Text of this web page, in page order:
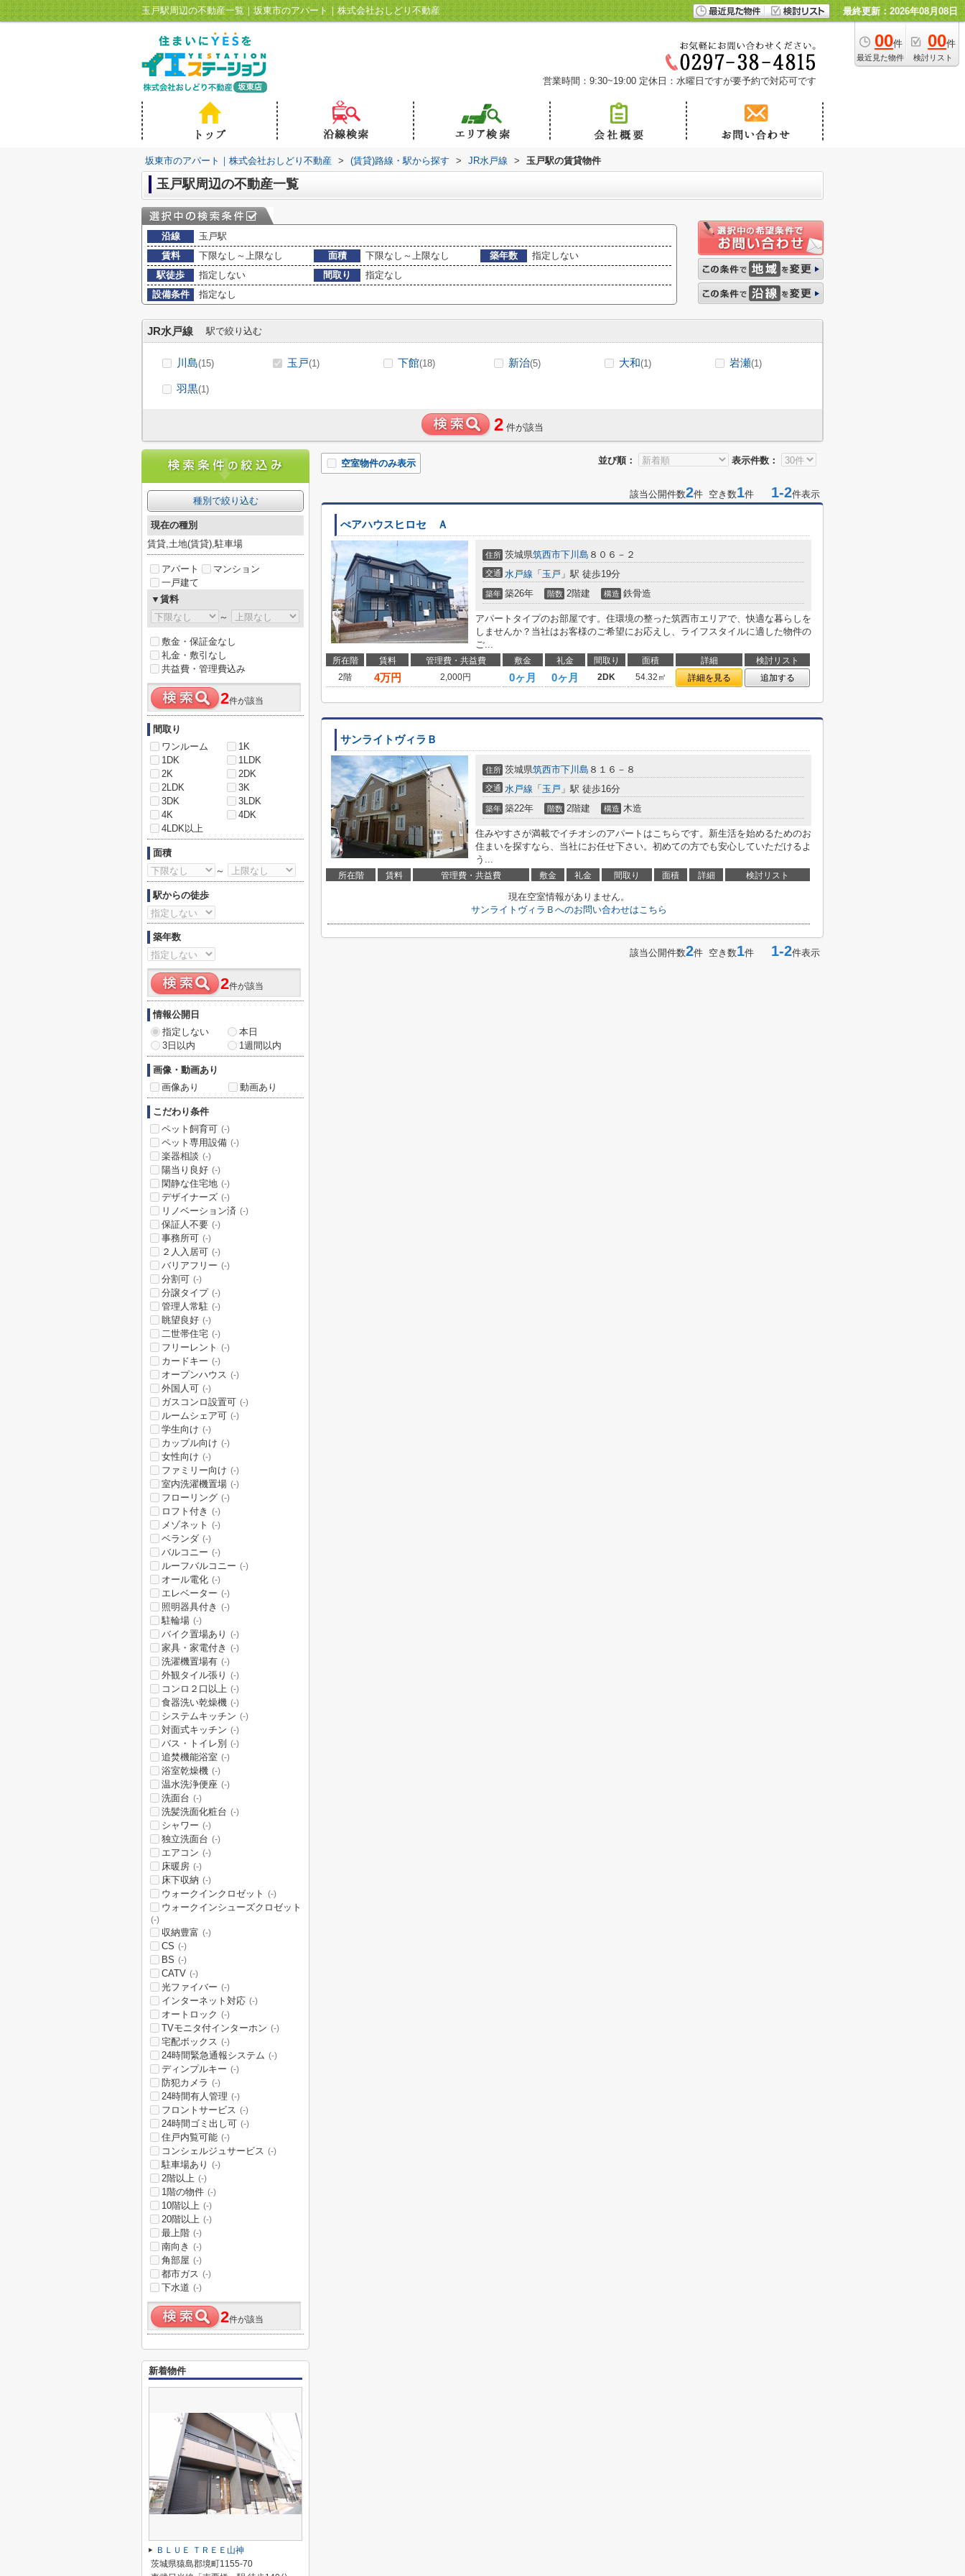
玉戸駅周辺の不動産一覧｜坂東市のアパート｜株式会社おしどり不動産 最終更新：2026年08月08日
00件
最近見た物件
00件
検討リスト
営業時間：9:30~19:00 定休日：水曜日ですが要予約で対応可です
坂東市のアパート｜株式会社おしどり不動産 > (賃貸)路線・駅から探す > JR水戸線 > 玉戸駅の賃貸物件
玉戸駅周辺の不動産一覧
沿線
玉戸駅
賃料
下限なし～上限なし 面積 下限なし～上限なし 築年数
指定しない
駅徒歩
指定しない 間取り
指定なし
設備条件
指定なし
JR水戸線 駅で絞り込む
川島(15) 玉戸(1) 下館(18) 新治(5) 大和(1) 岩瀬(1)
羽黒(1)
2 件が該当
並び順： 表示件数：
空室物件のみ表示
該当公開件数2件 空き数1件 1-2件表示
ぺアハウスヒロセ Ａ
住所 茨城県筑西市下川島 ８０６－２
交通 水戸線 「 玉戸 」駅 徒歩19分
築年 築26年 階数 2階建 構造 鉄骨造
アパートタイプのお部屋です。住環境の整った筑西市エリアで、快適な暮らしを
しませんか？当社はお客様のご希望にお応えし、ライフスタイルに適した物件の
ご...
所在階 賃料 管理費・共益費 敷金 礼金 間取り 面積 詳細
検討リスト
2階
4万円 2,000円 0ヶ月 0ヶ月 2DK 54.32㎡ 詳細を見る 追加する
サンライトヴィラＢ
住所 茨城県筑西市下川島 ８１６－８
交通 水戸線 「 玉戸 」駅 徒歩16分
築年 築22年 階数 2階建 構造 木造
住みやすさが満載でイチオシのアパートはこちらです。新生活を始めるためのお
住まいを探すなら、当社にお任せ下さい。初めての方でも安心していただけるよ
う...
所在階 賃料 管理費・共益費 敷金 礼金 間取り 面積 詳細 検討リスト
現在空室情報がありません。
サンライトヴィラＢへのお問い合わせはこちら
該当公開件数2件 空き数1件 1-2件表示
種別で絞り込む
現在の種別
賃貸,土地(賃貸),駐車場
アパート
マンション
一戸建て
▼賃料
～
敷金・保証金なし
礼金・敷引なし
共益費・管理費込み
2件が該当
間取り
ワンルーム
1K
1DK
1LDK
2K
2DK
2LDK
3K
3DK
3LDK
4K
4DK
4LDK以上
面積
～
駅からの徒歩
築年数
2件が該当
情報公開日
指定しない
本日
3日以内
1週間以内
画像・動画あり
画像あり
動画あり
こだわり条件
ペット飼育可 (-)
ペット専用設備 (-)
楽器相談 (-)
陽当り良好 (-)
閑静な住宅地 (-)
デザイナーズ (-)
リノベーション済 (-)
保証人不要 (-)
事務所可 (-)
２人入居可 (-)
バリアフリー (-)
分割可 (-)
分譲タイプ (-)
管理人常駐 (-)
眺望良好 (-)
二世帯住宅 (-)
フリーレント (-)
カードキー (-)
オープンハウス (-)
外国人可 (-)
ガスコンロ設置可 (-)
ルームシェア可 (-)
学生向け (-)
カップル向け (-)
女性向け (-)
ファミリー向け (-)
室内洗濯機置場 (-)
フローリング (-)
ロフト付き (-)
メゾネット (-)
ベランダ (-)
バルコニー (-)
ルーフバルコニー (-)
オール電化 (-)
エレベーター (-)
照明器具付き (-)
駐輪場 (-)
バイク置場あり (-)
家具・家電付き (-)
洗濯機置場有 (-)
外観タイル張り (-)
コンロ２口以上 (-)
食器洗い乾燥機 (-)
システムキッチン (-)
対面式キッチン (-)
バス・トイレ別 (-)
追焚機能浴室 (-)
浴室乾燥機 (-)
温水洗浄便座 (-)
洗面台 (-)
洗髪洗面化粧台 (-)
シャワー (-)
独立洗面台 (-)
エアコン (-)
床暖房 (-)
床下収納 (-)
ウォークインクロゼット (-)
ウォークインシューズクロゼット
(-)
収納豊富 (-)
CS (-)
BS (-)
CATV (-)
光ファイバー (-)
インターネット対応 (-)
オートロック (-)
TVモニタ付インターホン (-)
宅配ボックス (-)
24時間緊急通報システム (-)
ディンプルキー (-)
防犯カメラ (-)
24時間有人管理 (-)
フロントサービス (-)
24時間ゴミ出し可 (-)
住戸内覧可能 (-)
コンシェルジュサービス (-)
駐車場あり (-)
2階以上 (-)
1階の物件 (-)
10階以上 (-)
20階以上 (-)
最上階 (-)
南向き (-)
角部屋 (-)
都市ガス (-)
下水道 (-)
2件が該当
新着物件
ＢＬＵＥ ＴＲＥＥ山神
茨城県猿島郡境町1155-70